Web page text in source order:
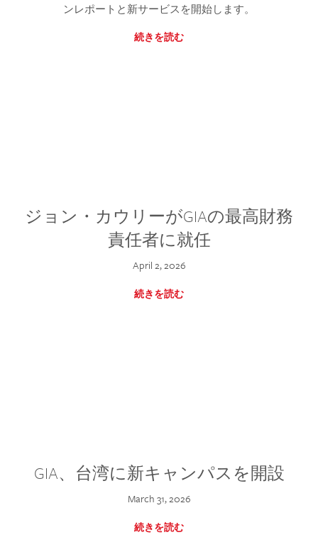
ンレポートと新サービスを開始します。
続きを読む
ジョン・カウリーがGIAの最高財務
責任者に就任
April 2, 2026
続きを読む
GIA、台湾に新キャンパスを開設
March 31, 2026
続きを読む